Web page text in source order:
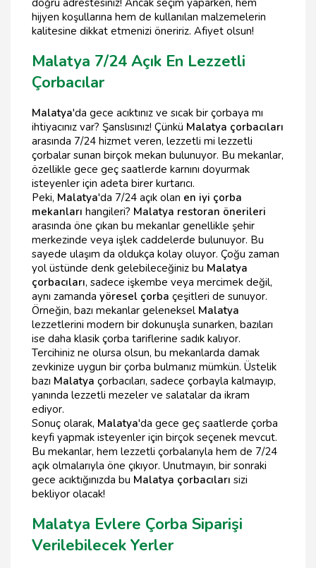
hijyen koşullarına hem de kullanılan malzemelerin
kalitesine dikkat etmenizi öneririz. Afiyet olsun!
Malatya 7/24 Açık En Lezzetli
Çorbacılar
Malatya'da gece acıktınız ve sıcak bir çorbaya mı
ihtiyacınız var? Şanslısınız! Çünkü Malatya çorbacıları
arasında 7/24 hizmet veren, lezzetli mi lezzetli
çorbalar sunan birçok mekan bulunuyor. Bu mekanlar,
özellikle gece geç saatlerde karnını doyurmak
isteyenler için adeta birer kurtarıcı.
Peki, Malatya'da 7/24 açık olan en iyi çorba
mekanları hangileri? Malatya restoran önerileri
arasında öne çıkan bu mekanlar genellikle şehir
merkezinde veya işlek caddelerde bulunuyor. Bu
sayede ulaşım da oldukça kolay oluyor. Çoğu zaman
yol üstünde denk gelebileceğiniz bu Malatya
çorbacıları, sadece işkembe veya mercimek değil,
aynı zamanda yöresel çorba çeşitleri de sunuyor.
Örneğin, bazı mekanlar geleneksel Malatya
lezzetlerini modern bir dokunuşla sunarken, bazıları
ise daha klasik çorba tariflerine sadık kalıyor.
Tercihiniz ne olursa olsun, bu mekanlarda damak
zevkinize uygun bir çorba bulmanız mümkün. Üstelik
bazı Malatya çorbacıları, sadece çorbayla kalmayıp,
yanında lezzetli mezeler ve salatalar da ikram
ediyor.
Sonuç olarak, Malatya'da gece geç saatlerde çorba
keyfi yapmak isteyenler için birçok seçenek mevcut.
Bu mekanlar, hem lezzetli çorbalarıyla hem de 7/24
açık olmalarıyla öne çıkıyor. Unutmayın, bir sonraki
gece acıktığınızda bu Malatya çorbacıları sizi
bekliyor olacak!
Malatya Evlere Çorba Siparişi
Verilebilecek Yerler